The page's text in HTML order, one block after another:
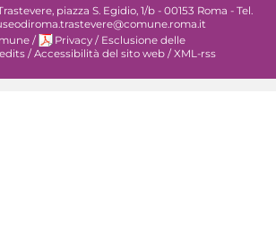
piazza S. Egidio, 1/b - 00153 Roma - Tel.
/ Privacy / Esclusione delle
/ Accessibilità del sito web / XML-rss